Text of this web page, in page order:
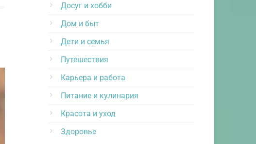
Досуг и хобби
Дом и быт
Дети и семья
Путешествия
Карьера и работа
Питание и кулинария
Красота и уход
Здоровье